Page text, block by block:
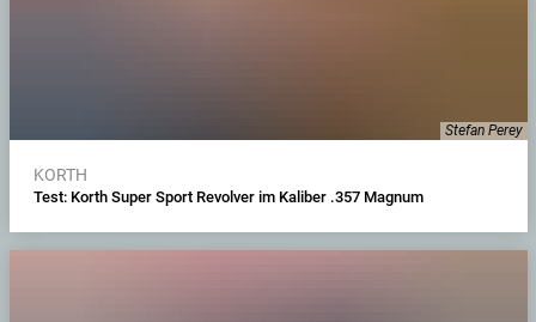
Stefan Perey
KORTH
Test: Korth Super Sport Revolver im Kaliber .357 Magnum